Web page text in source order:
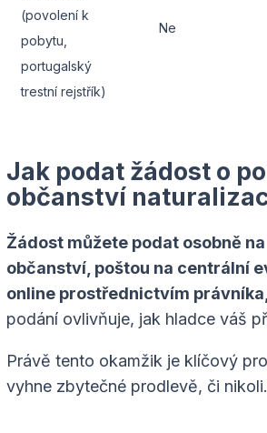
(povolení k
pobytu,
portugalský
trestní rejstřík)
Ne
Jak podat žádost o
občanství
Žádost můžete podat osobně
občanství, poštou na centrální
online prostřednictvím
podání ovlivňuje, jak hladce váš
Právě tento okamžik je klíčový
vyhne zbytečné prodlevě, či nikoli.